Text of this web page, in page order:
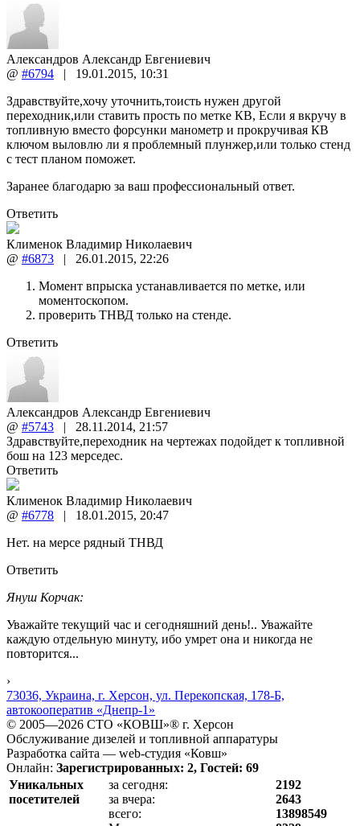
Александров Александр Евгениевич
@ #6794 | 19.01.2015, 10:31
Здравствуйте,хочу уточнить,тоисть нужен другой
переходник,или ставить прость по метке КВ, Если я вкручу в
топливную вместо форсунки манометр и прокручивая КВ
ключом выловлю ли я проблемный плунжер,или только стенд
с тест планом поможет.
Заранее благодарю за ваш профессиональный ответ.
Ответить
Клименок Владимир Николаевич
@ #6873 | 26.01.2015, 22:26
Момент впрыска устанавливается по метке, или
моментоскопом.
проверить ТНВД только на стенде.
Ответить
Александров Александр Евгениевич
@ #5743 | 28.11.2014, 21:57
Здравствуйте,переходник на чертежах подойдет к топливной
бош на 123 мерседес.
Ответить
Клименок Владимир Николаевич
@ #6778 | 18.01.2015, 20:47
Нет. на мерсе рядный ТНВД
Ответить
Януш Корчак:
Уважайте текущий час и сегодняшний день!.. Уважайте
каждую отдельную минуту, ибо умрет она и никогда не
повторится...
›
73036, Украина, г. Херсон, ул. Перекопская, 178-Б,
автокооператив «Днепр-1»
© 2005—2026 СТО «КОВШ»® г. Херсон
Обслуживание дизелей и топливной аппаратуры
Разработка сайта — web-студия «Ковш»
Онлайн: Зарегистрированных: 2, Гостей: 69
Уникальных
посетителей
за сегодня:
за вчера:
всего:
2192
2643
13898549